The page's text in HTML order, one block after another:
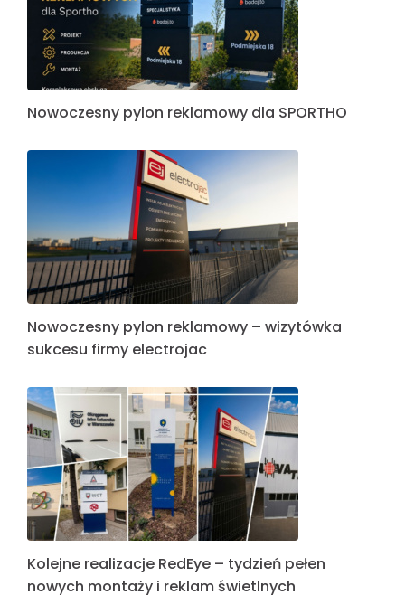
Nowoczesny pylon reklamowy dla SPORTHO
Nowoczesny pylon reklamowy – wizytówka
sukcesu firmy electrojac
Kolejne realizacje RedEye – tydzień pełen
nowych montaży i reklam świetlnych